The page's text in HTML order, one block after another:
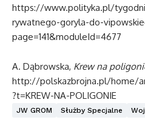
https://www.polityka.pl/
rywatnego-goryla-do-
page=141&moduleId=4677
A. Dąbrowska, Krew na
http://polskazbrojna.pl/home/
?t=KREW-NA-POLIGONIE
JW GROM Służby Specjalne